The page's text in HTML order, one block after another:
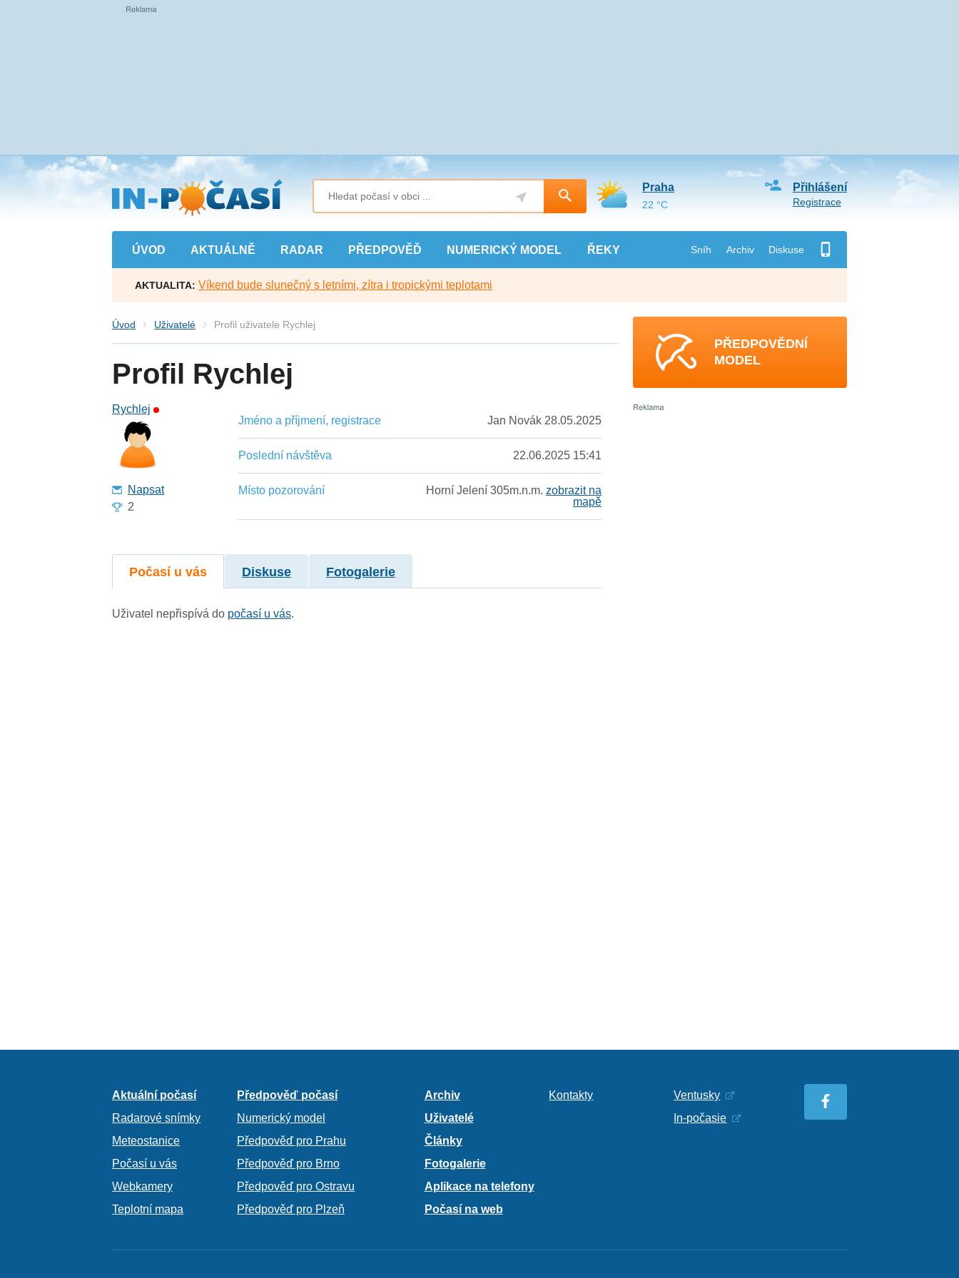
Přejít
na
hlavní
obsah
ÚVOD AKTUÁLNĚ RADAR PŘEDPOVĚĎ NUMERICKÝ MODEL ŘEKY Sníh Archiv Diskuse
Přihlášení
Registrace
Praha
22 °C
AKTUALITA: Víkend bude slunečný s letními, zítra i tropickými teplotami
Úvod Uživatelé Profil uživatele Rychlej
Profil Rychlej
Rychlej
Napsat
2
Jméno a příjmení, registrace Jan Novák 28.05.2025
Poslední návštěva 22.06.2025 15:41
Místo pozorování Horní Jelení 305m.n.m. zobrazit na
mapě
Počasí u vás Diskuse Fotogalerie
Uživatel nepřispívá do počasí u vás.
PŘEDPOVĚDNÍ
MODEL
Aktuální počasí
Radarové snímky
Meteostanice
Počasí u vás
Webkamery
Teplotní mapa
Předpověď počasí
Numerický model
Předpověď pro Prahu
Předpověď pro Brno
Předpověď pro Ostravu
Předpověď pro Plzeň
Archiv
Uživatelé
Články
Fotogalerie
Aplikace na telefony
Počasí na web
Kontakty
Ventusky
In-počasie